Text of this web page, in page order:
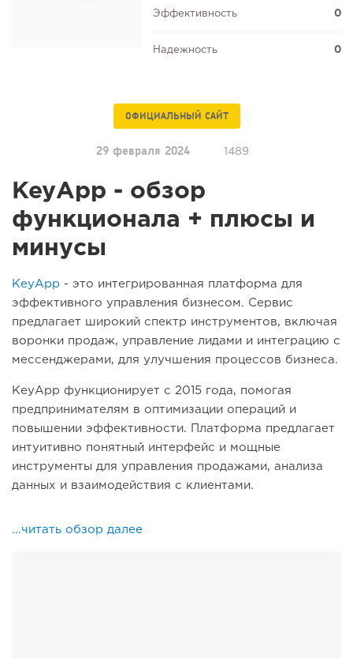
Эффективность 0
Надежность 0
ОФИЦИАЛЬНЫЙ САЙТ
29 февраля 2024 1489
KeyApp - обзор
функционала + плюсы и
минусы
KeyApp - это интегрированная платформа для
эффективного управления бизнесом. Сервис
предлагает широкий спектр инструментов, включая
воронки продаж, управление лидами и интеграцию с
мессенджерами, для улучшения процессов бизнеса.
KeyApp функционирует с 2015 года, помогая
предпринимателям в оптимизации операций и
повышении эффективности. Платформа предлагает
интуитивно понятный интерфейс и мощные
инструменты для управления продажами, анализа
данных и взаимодействия с клиентами.
...читать обзор далее